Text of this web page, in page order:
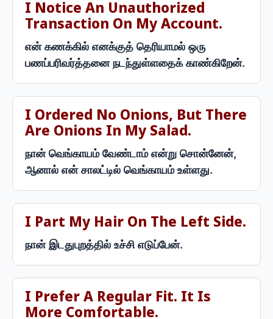
I Notice An Unauthorized
Transaction On My Account.
என் கணக்கில் எனக்குத் தெரியாமல் ஒரு
பணப்பரிவர்த்தனை நடந்துள்ளதைக் காண்கிறேன்.
I Ordered No Onions, But There
Are Onions In My Salad.
நான் வெங்காயம் வேண்டாம் என்று சொன்னேன்,
ஆனால் என் சாலட்டில் வெங்காயம் உள்ளது.
I Part My Hair On The Left Side.
நான் இடதுபுறத்தில் உச்சி எடுப்பேன்.
I Prefer A Regular Fit. It Is
More Comfortable.